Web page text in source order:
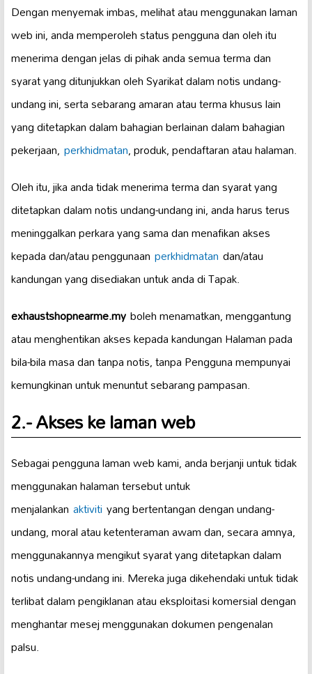
Dengan menyemak imbas, melihat atau menggunakan laman
web ini, anda memperoleh status pengguna dan oleh itu
menerima dengan jelas di pihak anda semua terma dan
syarat yang ditunjukkan oleh Syarikat dalam notis undang-
undang ini, serta sebarang amaran atau terma khusus lain
yang ditetapkan dalam bahagian berlainan dalam bahagian
pekerjaan, perkhidmatan, produk, pendaftaran atau halaman.
Oleh itu, jika anda tidak menerima terma dan syarat yang
ditetapkan dalam notis undang-undang ini, anda harus terus
meninggalkan perkara yang sama dan menafikan akses
kepada dan/atau penggunaan perkhidmatan dan/atau
kandungan yang disediakan untuk anda di Tapak.
exhaustshopnearme.myboleh menamatkan, menggantung
atau menghentikan akses kepada kandungan Halaman pada
bila-bila masa dan tanpa notis, tanpa Pengguna mempunyai
kemungkinan untuk menuntut sebarang pampasan.
2.- Akses ke laman web
Sebagai pengguna laman web kami, anda berjanji untuk tidak
menggunakan halaman tersebut untuk
menjalankan aktiviti yang bertentangan dengan undang-
undang, moral atau ketenteraman awam dan, secara amnya,
menggunakannya mengikut syarat yang ditetapkan dalam
notis undang-undang ini. Mereka juga dikehendaki untuk tidak
terlibat dalam pengiklanan atau eksploitasi komersial dengan
menghantar mesej menggunakan dokumen pengenalan
palsu.